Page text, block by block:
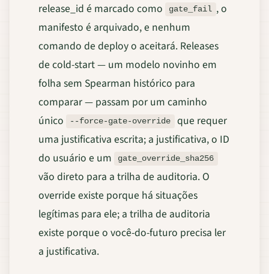
release_id é marcado como
gate_fail , o
manifesto é arquivado, e nenhum
comando de deploy o aceitará. Releases
de cold-start — um modelo novinho em
folha sem Spearman histórico para
comparar — passam por um caminho
único
--force-gate-override
que requer
uma justificativa escrita; a justificativa, o ID
do usuário e um
gate_override_sha256
vão direto para a trilha de auditoria. O
override existe porque há situações
legítimas para ele; a trilha de auditoria
existe porque o você-do-futuro precisa ler
a justificativa.